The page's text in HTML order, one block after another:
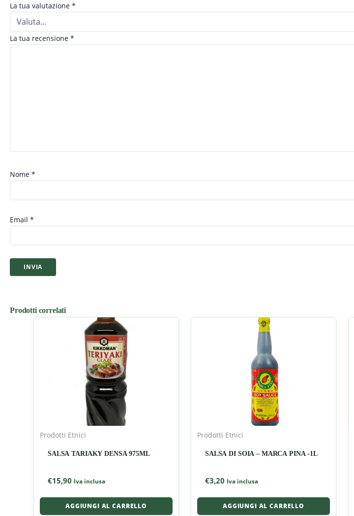
La tua valutazione *
La tua recensione *
Nome *
Email *
Prodotti correlati
Prodotti Etnici
SALSA TARIAKY DENSA 975ML
€15,90 Iva inclusa
AGGIUNGI AL CARRELLO
Prodotti Etnici
SALSA DI SOIA – MARCA PINA -1L
€3,20 Iva inclusa
AGGIUNGI AL CARRELLO